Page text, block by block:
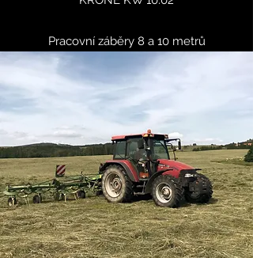
Pracovní záběry 8 a 10 metrů